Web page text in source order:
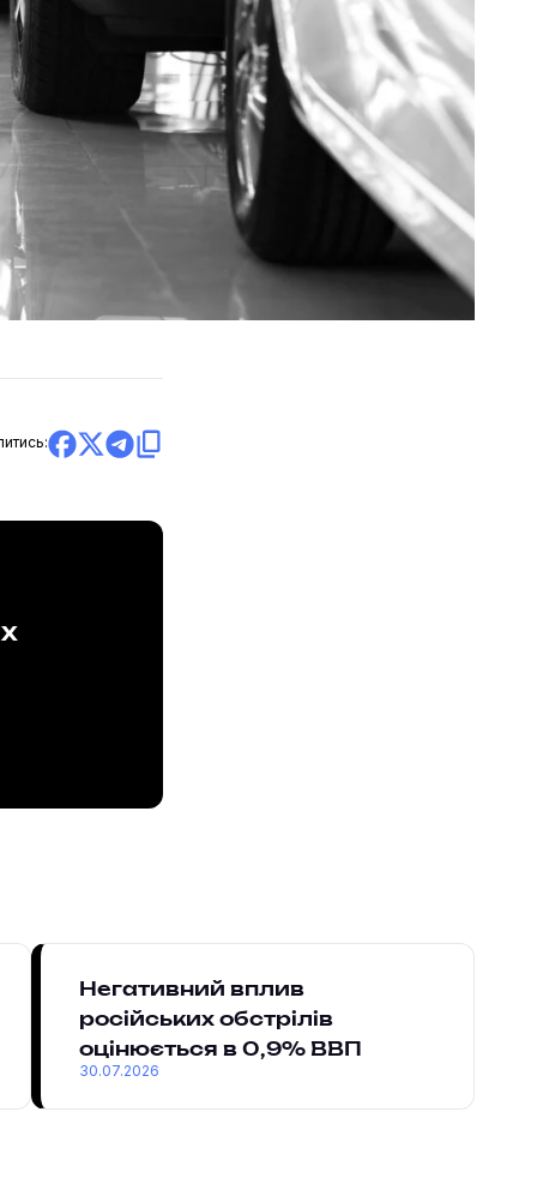
Негативний вплив
російських обстрілів
оцінюється в 0,9% ВВП
30.07.2026